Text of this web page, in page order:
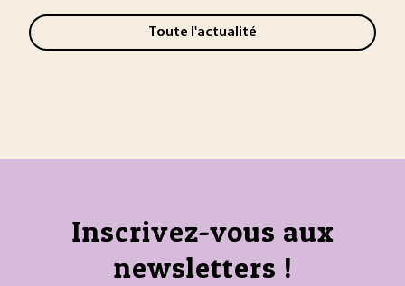
Toute l'actualité
Inscrivez-vous aux
newsletters !